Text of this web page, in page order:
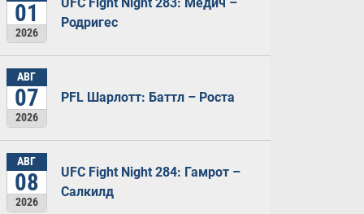
01
2026
Родригес
АВГ
07
2026
PFL Шарлотт: Баттл – Роста
АВГ
08
2026
UFC Fight Night 284: Гамрот –
Салкилд